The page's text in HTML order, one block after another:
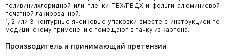
поливинилхлоридной или пленки ПВХ/ПВДХ и фольги алюминиевой
печатной лакированной.
1, 2 или 3 контурные ячейковые упаковки вместе с инструкцией по
медицинскому применению помещают в пачку из картона.
Производитель и принимающий претензии